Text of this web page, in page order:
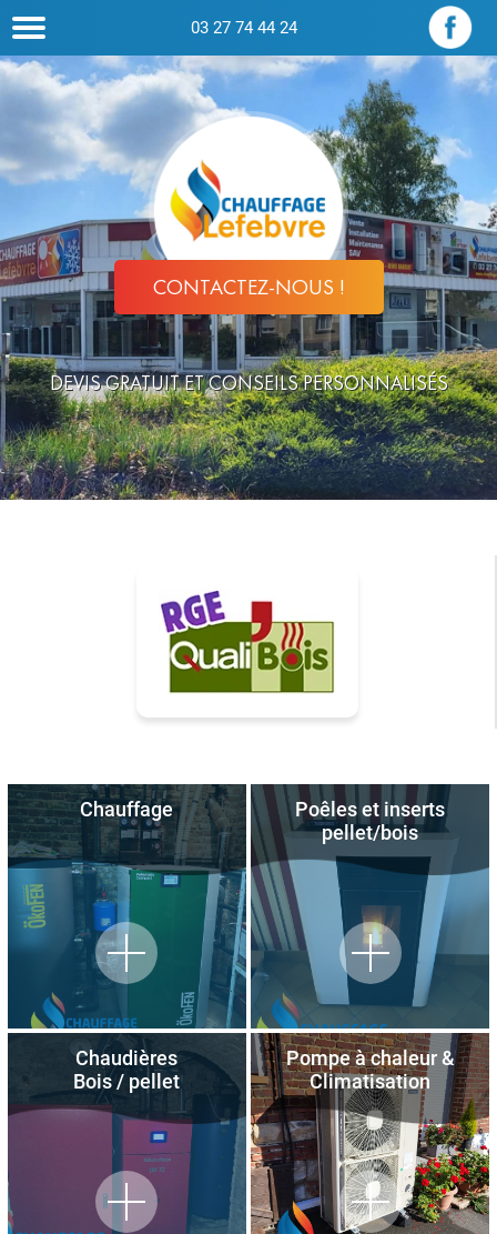
03 27 74 44 24
CONTACTEZ-NOUS !
DEVIS GRATUIT ET CONSEILS PERSONNALISÉS
Chauffage
Poêles et inserts
pellet/bois
Chaudières
Bois / pellet
Pompe à chaleur &
Climatisation